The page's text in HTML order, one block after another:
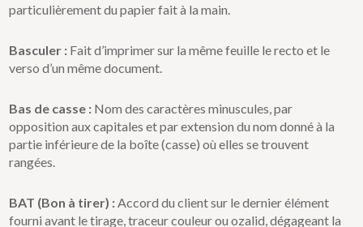
particulièrement du papier fait à la main.
Basculer : Fait d’imprimer sur la même feuille le recto et le
verso d’un même document.
Bas de casse : Nom des caractères minuscules, par
opposition aux capitales et par extension du nom donné à la
partie inférieure de la boîte (casse) où elles se trouvent
rangées.
BAT (Bon à tirer) :Accord du client sur le dernier élément
fourni avant le tirage, traceur couleur ou ozalid, dégageant la